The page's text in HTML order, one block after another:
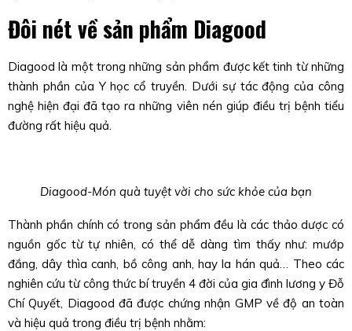
Đôi nét về sản phẩm Diagood
Diagood là một trong những sản phẩm được kết tinh từ những
thành phần của Y học cổ truyền. Dưới sự tác động của công
nghệ hiện đại đã tạo ra những viên nén giúp điều trị bệnh tiểu
đường rất hiệu quả.
Diagood-Món quà tuyệt vời cho sức khỏe của bạn
Thành phần chính có trong sản phẩm đều là các thảo dược có
nguồn gốc từ tự nhiên, có thể dễ dàng tìm thấy như: mướp
đắng, dây thìa canh, bồ công anh, hay la hán quả… Theo các
nghiên cứu từ công thức bí truyền 4 đời của gia đình lương y Đỗ
Chí Quyết, Diagood đã được chứng nhận GMP về độ an toàn
và hiệu quả trong điều trị bệnh nhằm: